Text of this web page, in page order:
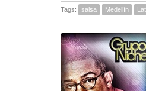
Tags: salsa Medellín